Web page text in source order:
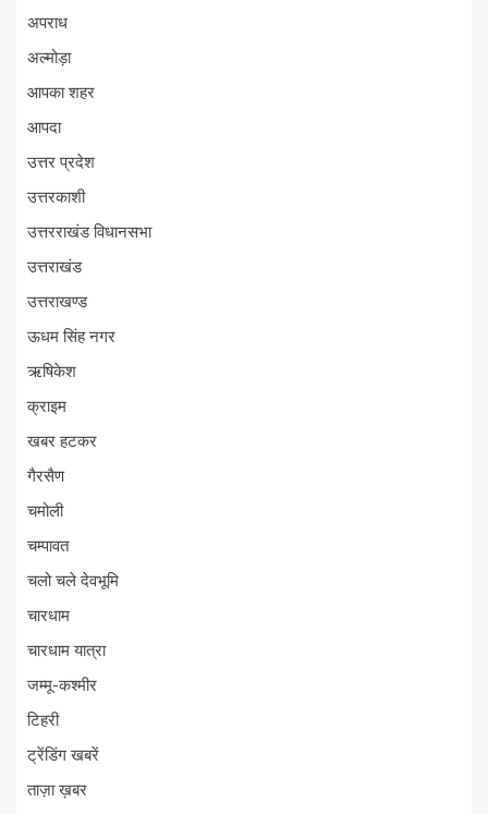
अपराध
अल्मोड़ा
आपका शहर
आपदा
उत्तर प्रदेश
उत्तरकाशी
उत्तरराखंड विधानसभा
उत्तराखंड
उत्तराखण्ड
ऊधम सिंह नगर
ऋषिकेश
क्राइम
खबर हटकर
गैरसैण
चमोली
चम्पावत
चलो चले देवभूमि
चारधाम
चारधाम यात्रा
जम्मू-कश्मीर
टिहरी
ट्रेंडिंग खबरें
ताज़ा ख़बर